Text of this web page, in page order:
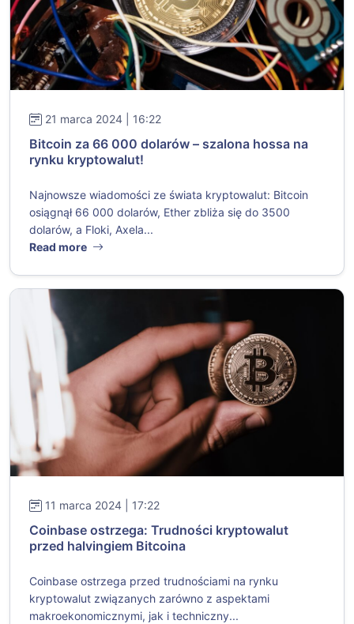
21 marca 2024 | 16:22
Bitcoin za 66 000 dolarów – szalona hossa na
rynku kryptowalut!
Najnowsze wiadomości ze świata kryptowalut: Bitcoin
osiągnął 66 000 dolarów, Ether zbliża się do 3500
dolarów, a Floki, Axela...
Read more
11 marca 2024 | 17:22
Coinbase ostrzega: Trudności kryptowalut
przed halvingiem Bitcoina
Coinbase ostrzega przed trudnościami na rynku
kryptowalut związanych zarówno z aspektami
makroekonomicznymi, jak i techniczny...